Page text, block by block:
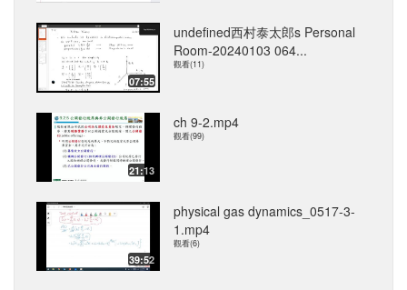
07:55
undefined西村泰太郎s Personal
Room-20240103 064...
觀看(11)
21:13
ch 9-2.mp4
觀看(99)
39:52
physical gas dynamics_0517-3-
1.mp4
觀看(6)